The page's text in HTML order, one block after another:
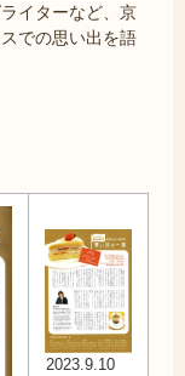
イターなど、京
での思い出を語
2023.9.10